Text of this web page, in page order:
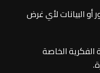
أو البيانات لأي غرض
الخاصة